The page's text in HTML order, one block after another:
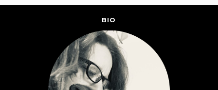
BIO